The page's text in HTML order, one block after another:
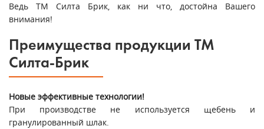
Ведь ТМ Силта Брик, как ни что, достойна Вашего
внимания!
Преимущества продукции ТМ
Силта-Брик
Новые эффективные технологии!
При производстве не используется щебень и
гранулированный шлак.